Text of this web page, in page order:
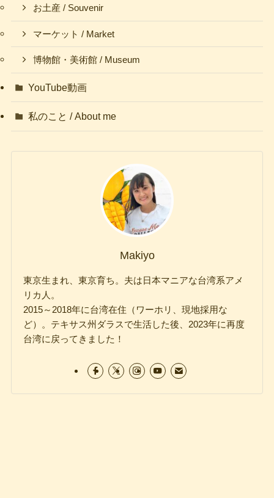
お土産 / Souvenir
マーケット / Market
博物館・美術館 / Museum
YouTube動画
私のこと / About me
Makiyo
東京生まれ、東京育ち。夫は日本マニアな台湾系アメ
リカ人。
2015～2018年に台湾在住（ワーホリ、現地採用な
ど）。テキサス州ダラスで生活した後、2023年に再度
台湾に戻ってきました！